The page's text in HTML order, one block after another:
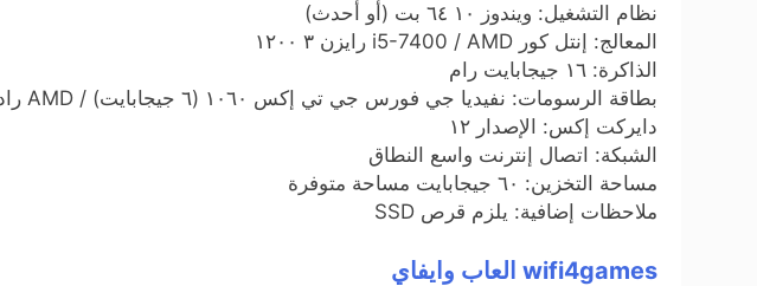
نظام التشغيل: ويندوز ١٠ ٦٤ بت (أو أحدث)
المعالج: إنتل كور i5-7400 / AMD رايزن ٣ ١٢٠٠
الذاكرة: ١٦ جيجابايت رام
بطاقة الرسومات: نفيديا جي فورس جي تي إكس ١٠٦٠ (٦ جيجابايت) / AMD راديون ٥٦٠٠ إكس تي (٦ جيجابايت)
دايركت إكس: الإصدار ١٢
الشبكة: اتصال إنترنت واسع النطاق
مساحة التخزين: ٦٠ جيجابايت مساحة متوفرة
ملاحظات إضافية: يلزم قرص SSD
wifi4games العاب وايفاي